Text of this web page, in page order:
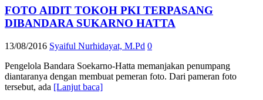
FOTO AIDIT TOKOH PKI TERPASANG
DIBANDARA SUKARNO HATTA
13/08/2016 Syaiful Nurhidayat, M.Pd 0
Pengelola Bandara Soekarno-Hatta memanjakan penumpang
diantaranya dengan membuat pemeran foto. Dari pameran foto
tersebut, ada [Lanjut baca]